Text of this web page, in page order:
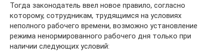
Тогда законодатель ввел новое правило, согласно
которому, сотрудникам, трудящимся на условиях
неполного рабочего времени, возможно установление
режима ненормированного рабочего дня только при
наличии следующих условий: